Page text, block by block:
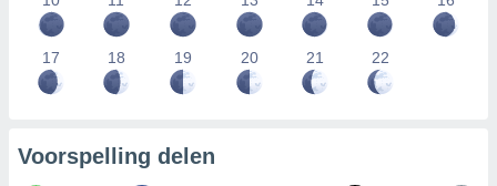
17 18 19 20 21 22
Voorspelling delen